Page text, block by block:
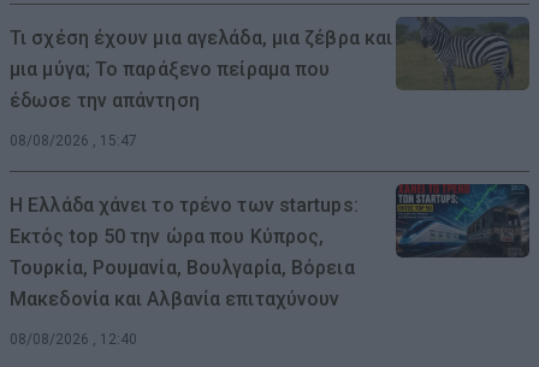
Τι σχέση έχουν μια αγελάδα, μια ζέβρα και
μια μύγα; Το παράξενο πείραμα που
έδωσε την απάντηση
08/08/2026 , 15:47
Η Ελλάδα χάνει το τρένο των startups:
Εκτός top 50 την ώρα που Κύπρος,
Τουρκία, Ρουμανία, Βουλγαρία, Βόρεια
Μακεδονία και Αλβανία επιταχύνουν
08/08/2026 , 12:40